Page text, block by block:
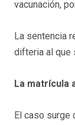
vacunación,
La sentencia
difteria al que
La matrícula
El caso surge